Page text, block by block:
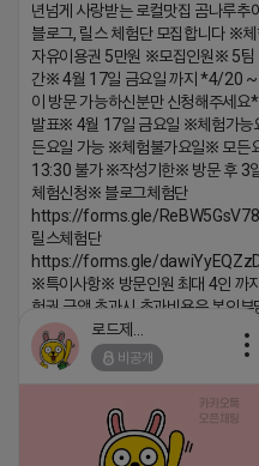
년넘게 사랑받는 로컬맛집 곰나루추
블로그, 릴스 체험단 모집합니다 ※
자유이용권 5만원 ※모집인원※ 5
간※ 4월 17일 금요일 까지 *4/20
이 방문 가능하신분만 신청해주세요
발표※ 4월 17일 금요일 ※체험가능
든요일 가능 ※체험불가요일※ 모든
13:30 불가 ※작성기한※ 방문 후 3
체험신청※ 블로그체험단
https://forms.gle/
릴스체험단
https://forms.gle/
※특이사항※ 방문인원 최대 4인 까
험권 금액 초과시 초과비용은 본인부
2026-04-18 17:12
비공개